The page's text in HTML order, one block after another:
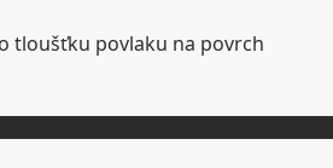
tloušťku povlaku na povrch